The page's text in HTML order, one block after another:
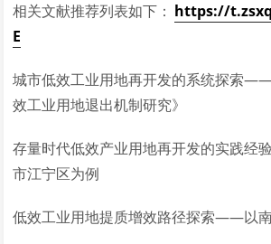
相关文献推荐列表如下： https://
E
城市低效工业用地再开发的系统探索
效工业用地退出机制研究》
存量时代低效产业用地再开发的实践
市江宁区为例
低效工业用地提质增效路径探索——以